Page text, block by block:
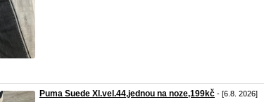
Puma Suede Xl.vel.44,jednou na noze,199kč - [6.8. 2026]